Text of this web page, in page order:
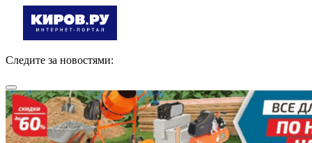
Следите за новостями: